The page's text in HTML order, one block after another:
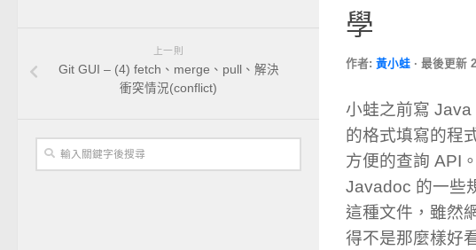
學
作者: 黃小蛙 · 最後更新
小蛙之前寫
的格式填寫的程
方便的查詢 API
Javadoc 的一些
這種文件，雖然
得不是那麼樣好
上一則
Git GUI – (4) fetch、merge、pull、解決
衝突情況(conflict)